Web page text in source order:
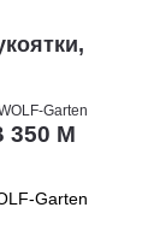
350 M
Garten